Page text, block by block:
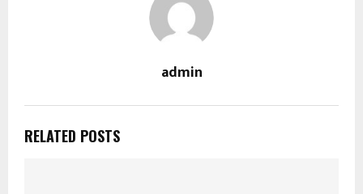
admin
RELATED POSTS